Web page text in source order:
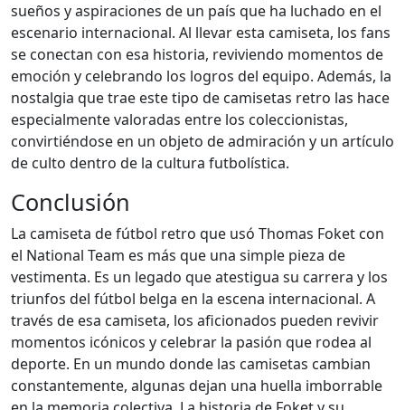
sueños y aspiraciones de un país que ha luchado en el
escenario internacional. Al llevar esta camiseta, los fans
se conectan con esa historia, reviviendo momentos de
emoción y celebrando los logros del equipo. Además, la
nostalgia que trae este tipo de camisetas retro las hace
especialmente valoradas entre los coleccionistas,
convirtiéndose en un objeto de admiración y un artículo
de culto dentro de la cultura futbolística.
Conclusión
La camiseta de fútbol retro que usó Thomas Foket con
el National Team es más que una simple pieza de
vestimenta. Es un legado que atestigua su carrera y los
triunfos del fútbol belga en la escena internacional. A
través de esa camiseta, los aficionados pueden revivir
momentos icónicos y celebrar la pasión que rodea al
deporte. En un mundo donde las camisetas cambian
constantemente, algunas dejan una huella imborrable